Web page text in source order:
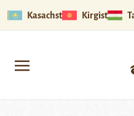
Kasachstan Kirgistan